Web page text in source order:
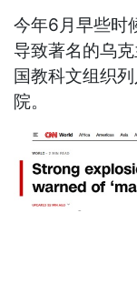
今年6月早些时
导致著名的乌
国教科文组织
院。